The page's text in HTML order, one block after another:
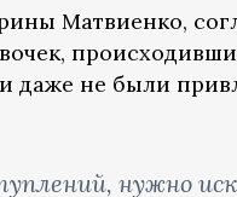
Матвиенко,
даже не были
нужно